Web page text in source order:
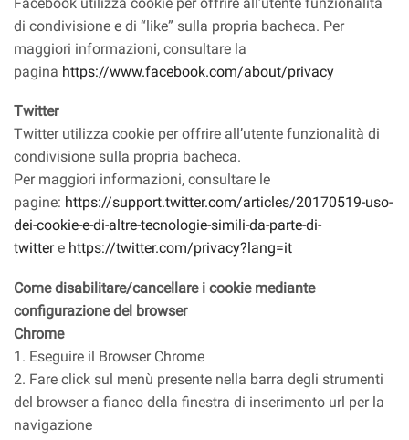
di condivisione e di “like” sulla propria bacheca. Per
maggiori informazioni, consultare la
pagina https://www.facebook.com/about/privacy
Twitter
Twitter utilizza cookie per offrire all’utente funzionalità di
condivisione sulla propria bacheca.
Per maggiori informazioni, consultare le
pagine: https://support.twitter.com/articles/20170519-uso-
dei-cookie-e-di-altre-tecnologie-simili-da-parte-di-
twittere https://twitter.com/privacy?lang=it
Come disabilitare/cancellare i cookie mediante
configurazione del browser
Chrome
1. Eseguire il Browser Chrome
2. Fare click sul menù presente nella barra degli strumenti
del browser a fianco della finestra di inserimento url per la
navigazione